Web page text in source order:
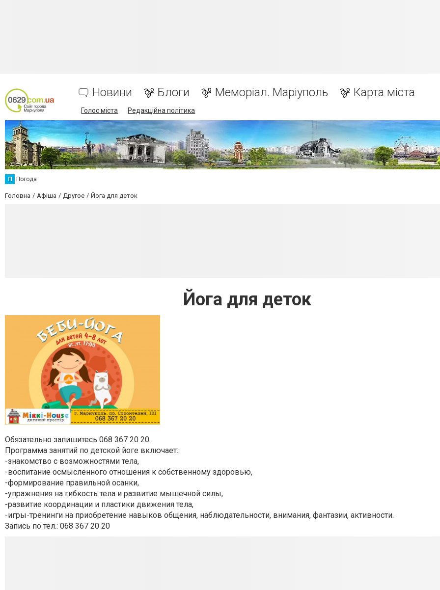
Новини Блоги Меморіал. Маріуполь Карта міста
Голос міста Редакційна політика
П Погода
Головна Афіша Другое Йога для деток
Йога для деток
Обязательно запишитесь 068 367 20 20 .
Программа занятий по детской йоге включает:
-знакомство с возможностями тела,
-воспитание осмысленного отношения к собственному здоровью,
-формирование правильной осанки,
-упражнения на гибкость тела и развитие мышечной силы,
-развитие координации и пластики движения тела,
-игры-тренинги на приобретение навыков общения, наблюдательности, внимания, фантазии, активности.
Запись по тел.: 068 367 20 20